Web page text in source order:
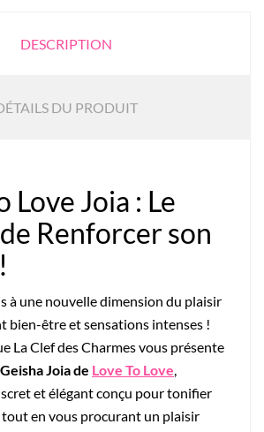
DESCRIPTION
DU PRODUIT
Love Joia : Le
Renforcer son
à une nouvelle dimension du plaisir
bien-être et sensations intenses !
La Clef des Charmes vous présente
Joia de Love To Love
et élégant conçu pour tonifier
en vous procurant un plaisir